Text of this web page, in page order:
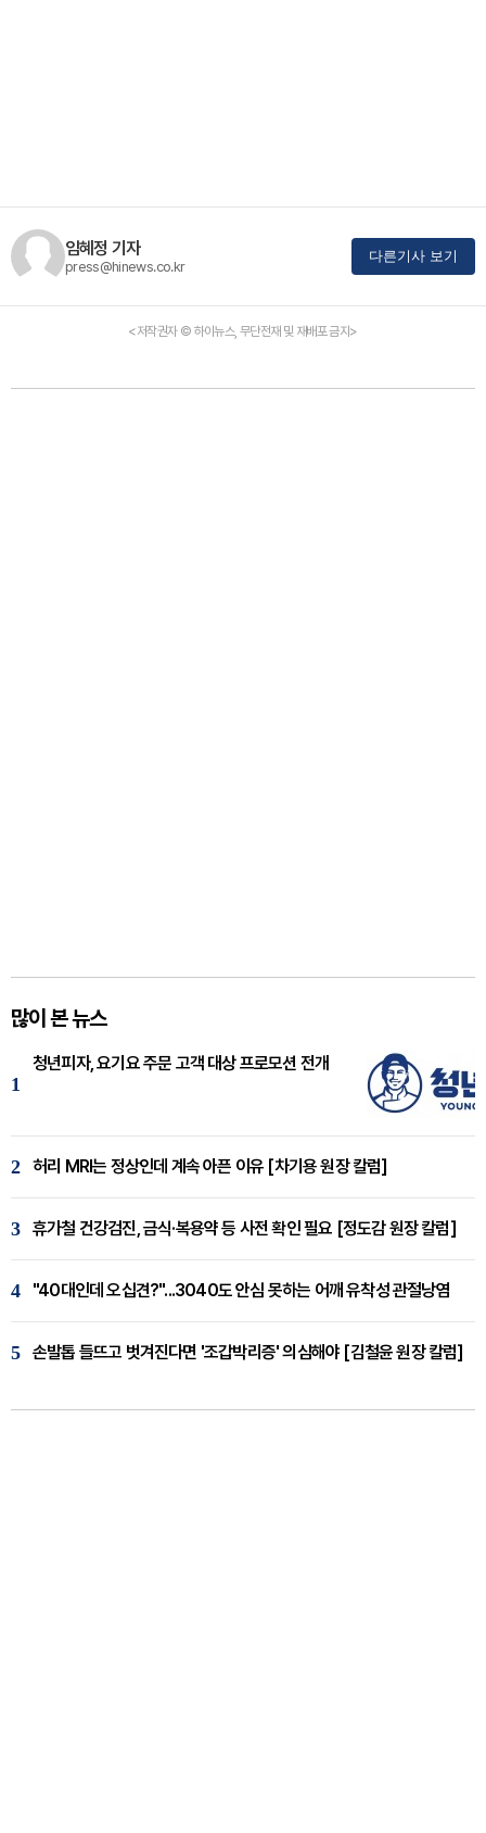
임혜정 기자
press@hinews.co.kr
다른기사 보기
<저작권자 © 하이뉴스, 무단전재 및 재배포 금지>
많이 본 뉴스
1
청년피자, 요기요 주문 고객 대상 프로모션 전개
2 허리 MRI는 정상인데 계속 아픈 이유 [차기용 원장 칼럼]
3 휴가철 건강검진, 금식·복용약 등 사전 확인 필요 [정도감 원장 칼럼]
4 "40대인데 오십견?"...3040도 안심 못하는 어깨 유착성 관절낭염
5 손발톱 들뜨고 벗겨진다면 '조갑박리증' 의심해야 [김철윤 원장 칼럼]